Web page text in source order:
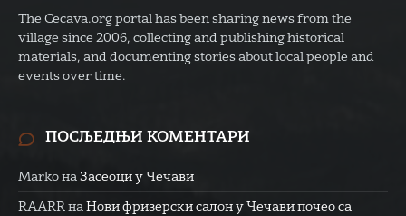
The Cecava.org portal has been sharing news from the
village since 2006, collecting and publishing historical
materials, and documenting stories about local people and
events over time.
ПОСЉЕДЊИ КОМЕНТАРИ
Marko на Засеоци у Чечави
RAARR на Нови фризерски салон у Чечави почео са